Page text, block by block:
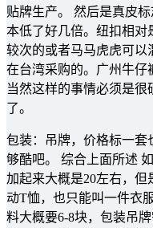
贴牌生产。 然后是真皮
本低了好几倍。纽扣相对
较次的或者马马虎虎可以
在台湾采购的。广州牛仔
当然这样的事情必须是
了。
包装：吊牌，价格标一套
够酷吧。 综合上面所述
加起来大概是20左右，
动T恤，也只能叫一件衣
料大概要6-8块，包装吊